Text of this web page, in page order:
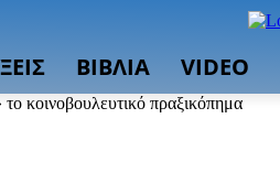
ΒΙΒΛΙΑ VIDEO
κοινοβουλευτικό πραξικόπημα